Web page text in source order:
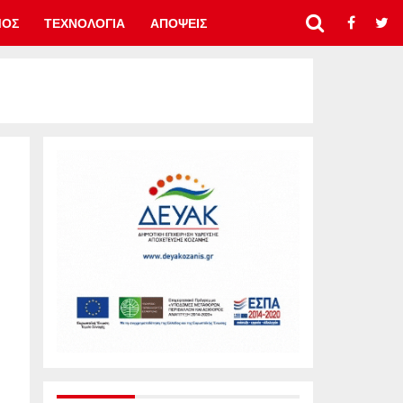
ΤΕΧΝΟΛΟΓΙΑ ΑΠΟΨΕΙΣ